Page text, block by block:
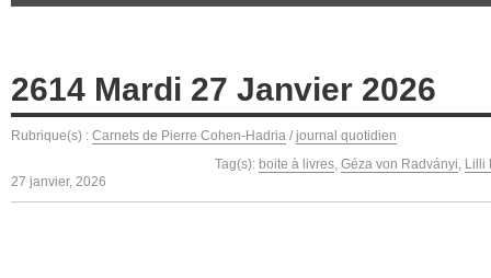
2614 Mardi 27 Janvier 2026
Rubrique(s) : Carnets de Pierre Cohen-Hadria / journal quotidien
Tag(s): boite à livres, Géza von Radványi, Lilli
27 janvier, 2026